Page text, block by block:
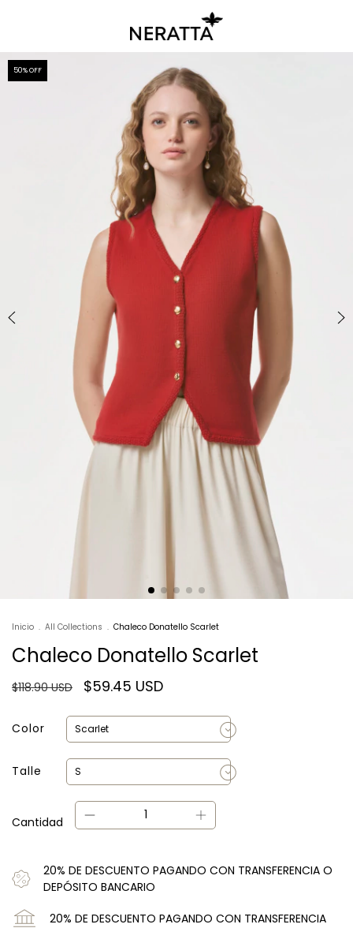
50% OFF
Inicio . All Collections . Chaleco Donatello Scarlet
Chaleco Donatello Scarlet
$118.90 USD $59.45 USD
Color
Talle
Cantidad
20% DE DESCUENTO PAGANDO CON TRANSFERENCIA O
DEPÓSITO BANCARIO
20% DE DESCUENTO PAGANDO CON TRANSFERENCIA